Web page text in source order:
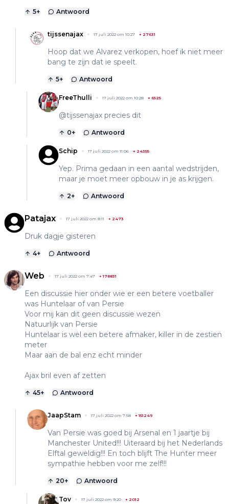
5+ Antwoord
tijssenajax 17 juli 2022 om 10:27 + 27631
Hoop dat we Alvarez verkopen, hoef ik niet meer
bang te zijn dat ie speelt.
5+ Antwoord
FreeThulli 17 juli 2022 om 10:28 + 6525
@tijssenajax precies dit
0+ Antwoord
Schip 17 juli 2022 om 11:06 + 24355
Yep. Prima gedaan in een aantal wedstrijden,
maar je moet meer opbouw in je as krijgen.
2+ Antwoord
Patajax 17 juli 2022 om 8:11 + 2473
Druk dagje gisteren
4+ Antwoord
Web 17 juli 2022 om 7:47 +178831
Een discussie hier onder wie er een betere voetballer
was Huntelaar of van Persie
Voor mij kan dit geen discussie wezen
Natuurlijk van Persie
Huntelaar is wel een betere afmaker, killer in de zestien
meter
Maar aan de bal enz echt minder
Ajax bril even af zetten
45+ Antwoord
JaapStam 17 juli 2022 om 7:58 +151249
Van Persie was goed bij Arsenal en 1 jaartje bij
Manchester United!!! Uiteraard bij het Nederlands
Elftal geweldig!!! En toch blijft The Hunter meer
sympathie hebben voor me zelf!!!
20+ Antwoord
Tov 17 juli 2022 om 9:20 + 2012